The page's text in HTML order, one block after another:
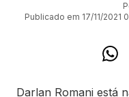
Publicado em 17/11/2021
Darlan Romani está